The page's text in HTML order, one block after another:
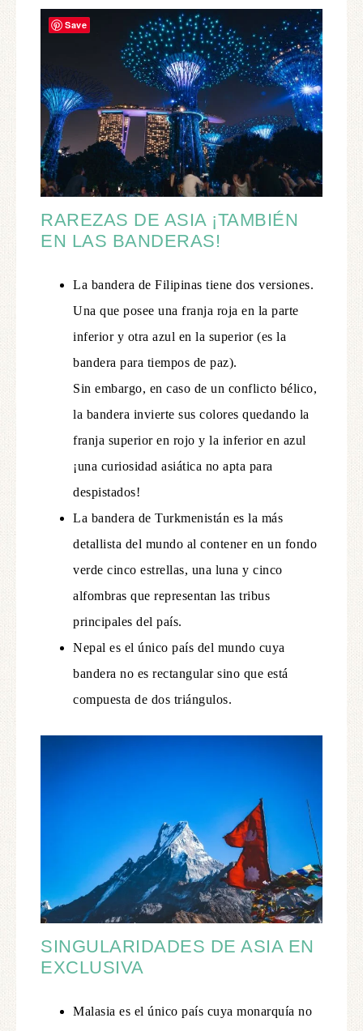
RAREZAS DE ASIA ¡TAMBIÉN
EN LAS BANDERAS!
La bandera de Filipinas tiene dos versiones.
Una que posee una franja roja en la parte
inferior y otra azul en la superior (es la
bandera para tiempos de paz).
Sin embargo, en caso de un conflicto bélico,
la bandera invierte sus colores quedando la
franja superior en rojo y la inferior en azul
¡una curiosidad asiática no apta para
despistados!
La bandera de Turkmenistán es la más
detallista del mundo al contener en un fondo
verde cinco estrellas, una luna y cinco
alfombras que representan las tribus
principales del país.
Nepal es el único país del mundo cuya
bandera no es rectangular sino que está
compuesta de dos triángulos.
SINGULARIDADES DE ASIA EN
EXCLUSIVA
Malasia es el único país cuya monarquía no
Save